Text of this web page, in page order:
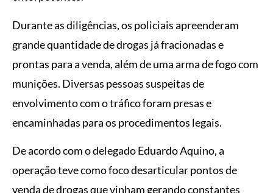
Durante as diligências, os policiais apreenderam
grande quantidade de drogas já fracionadas e
prontas para a venda, além de uma arma de fogo com
munições. Diversas pessoas suspeitas de
envolvimento com o tráfico foram presas e
encaminhadas para os procedimentos legais.
De acordo com o delegado Eduardo Aquino, a
operação teve como foco desarticular pontos de
venda de drogas que vinham gerando constantes